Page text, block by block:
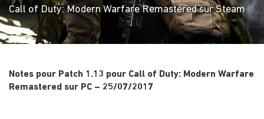
Call of Duty: Modern Warfare Remastered sur Steam
Notes pour Patch 1.13 pour Call of Duty: Modern Warfare
Remastered sur PC – 25/07/2017